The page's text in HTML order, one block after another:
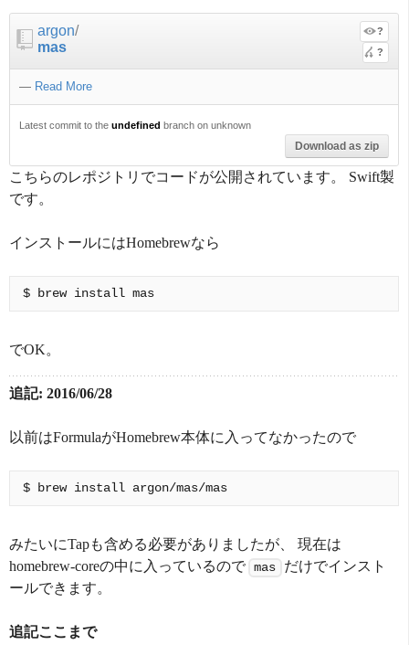
argon/
mas
?
?
— Read More
Latest commit to the undefined branch on unknown
Download as zip
こちらのレポジトリでコードが公開されています。 Swift製
です。
インストールにはHomebrewなら
でOK。
追記: 2016/06/28
以前はFormulaがHomebrew本体に入ってなかったので
みたいにTapも含める必要がありましたが、 現在は
homebrew-coreの中に入っているので mas
だけでインスト
ールできます。
追記ここまで